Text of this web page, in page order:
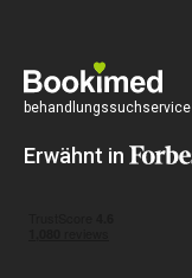
behandlungssuchservice
Erwähnt in